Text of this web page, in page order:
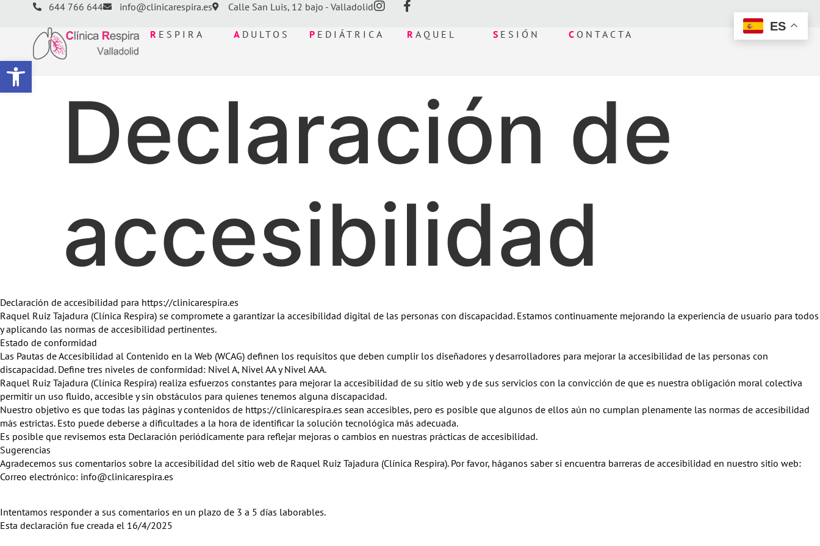
Abrir barra de herramientas
644 766 644 info@clinicarespira.es Calle San Luis, 12 bajo - Valladolid
R ESPIRA A DULTOS P EDIÁTRICA R AQUEL S ESIÓN C ONTACTA
Declaración de
accesibilidad
Declaración de accesibilidad para https://clinicarespira.es
Raquel Ruiz Tajadura (Clínica Respira) se compromete a garantizar la accesibilidad digital de las personas con discapacidad. Estamos continuamente mejorando la experiencia de usuario para todos
y aplicando las normas de accesibilidad pertinentes.
Estado de conformidad
Las Pautas de Accesibilidad al Contenido en la Web (WCAG) definen los requisitos que deben cumplir los diseñadores y desarrolladores para mejorar la accesibilidad de las personas con
discapacidad. Define tres niveles de conformidad: Nivel A, Nivel AA y Nivel AAA.
Raquel Ruiz Tajadura (Clínica Respira) realiza esfuerzos constantes para mejorar la accesibilidad de su sitio web y de sus servicios con la convicción de que es nuestra obligación moral colectiva
permitir un uso fluido, accesible y sin obstáculos para quienes tenemos alguna discapacidad.
Nuestro objetivo es que todas las páginas y contenidos de https://clinicarespira.es sean accesibles, pero es posible que algunos de ellos aún no cumplan plenamente las normas de accesibilidad
más estrictas. Esto puede deberse a dificultades a la hora de identificar la solución tecnológica más adecuada.
Es posible que revisemos esta Declaración periódicamente para reflejar mejoras o cambios en nuestras prácticas de accesibilidad.
Sugerencias
Agradecemos sus comentarios sobre la accesibilidad del sitio web de Raquel Ruiz Tajadura (Clínica Respira). Por favor, háganos saber si encuentra barreras de accesibilidad en nuestro sitio web:
Correo electrónico: info@clinicarespira.es
Intentamos responder a sus comentarios en un plazo de 3 a 5 días laborables.
Esta declaración fue creada el 16/4/2025
ES